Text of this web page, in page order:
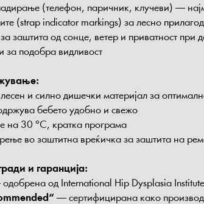
(телефон, паричник, клучеви) —
(strap indicator markings) за лесно
заштита од сонце, ветер и приватност при
за подобра видливост
и силно дишечки материјал за
бебето удобно и свежо
на 30 °C, кратка програма
во заштитна вреќичка за заштита на
и гаранција:
од International Hip Dysplasia
— сертифицирана како производ